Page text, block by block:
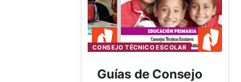
CONSEJO TÉCNICO ESCOLAR
Guías de Consejo